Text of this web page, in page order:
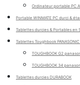
Ordinateur portable PC
Portable WINMATE PC durci &
Tablettes durcies & Portables en
Tablettes Toughbook
TOUGHBOOK G2
TOUGHBOOK 34
Tablettes durcies DURABOOK